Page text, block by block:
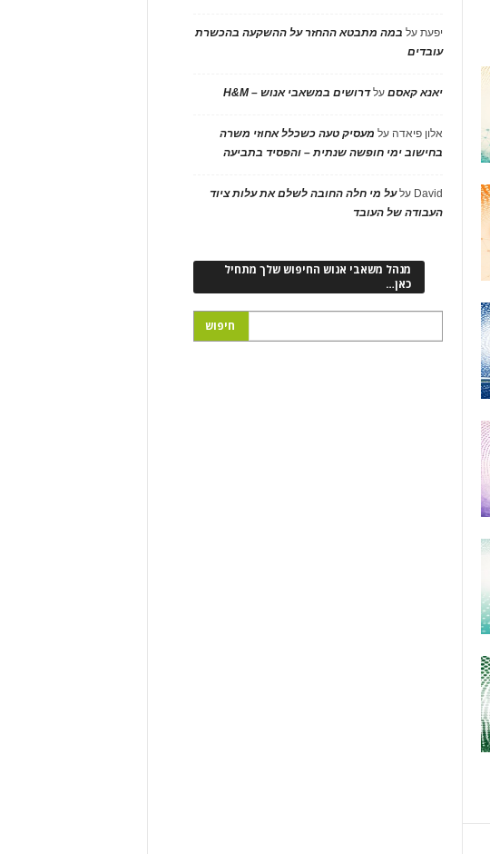
יפעתעל במה מתבטא ההחזר על ההשקעה בהכשרת
עובדים
יאנא קאסםעלדרושים במשאבי אנוש – H&M
אלון פיאדה על מעסיק טעה כשכלל אחוזי משרה
בחישוב ימי חופשה שנתית – והפסיד בתביעה
David עלעל מי חלה החובה לשלם את עלות ציוד
העבודה של העובד
מנהל משאבי אנוש החיפוש שלך מתחיל
כאן…